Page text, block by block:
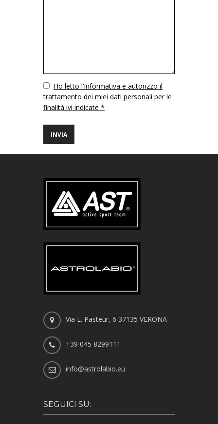
VuotoHo letto l'informativa e autorizzo il
trattamento dei miei dati personali per le
finalità ivi indicate *
Via L. Pasteur, 6 37135 VERONA
+39 045 8299111
info@astrolabio.eu
SEGUICI SU: